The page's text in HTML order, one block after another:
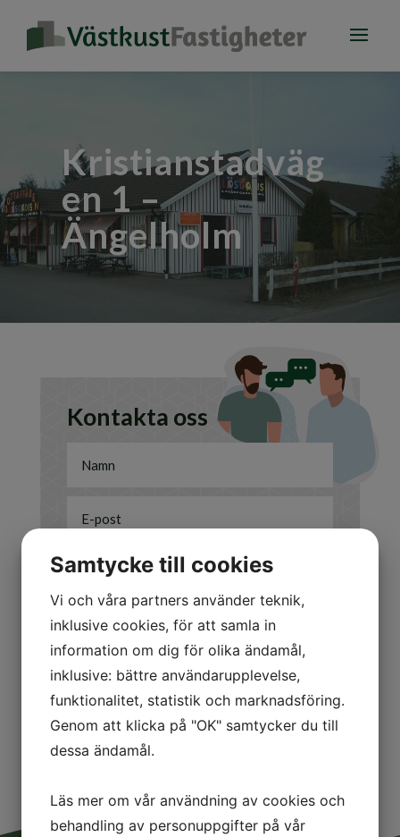
Kristianstadväg
en 1 –
Ängelholm
Kontakta oss
Jag är intresserad av
Att sälja
Att köpa
Annat/Övrigt
5 + 13 = Skicka
Samtycke till cookies
Vi och våra partners använder teknik,
inklusive cookies, för att samla in
information om dig för olika ändamål,
inklusive: bättre användarupplevelse,
funktionalitet, statistik och marknadsföring.
Genom att klicka på "OK" samtycker du till
dessa ändamål.
Läs mer om vår användning av cookies och
behandling av personuppgifter på vår